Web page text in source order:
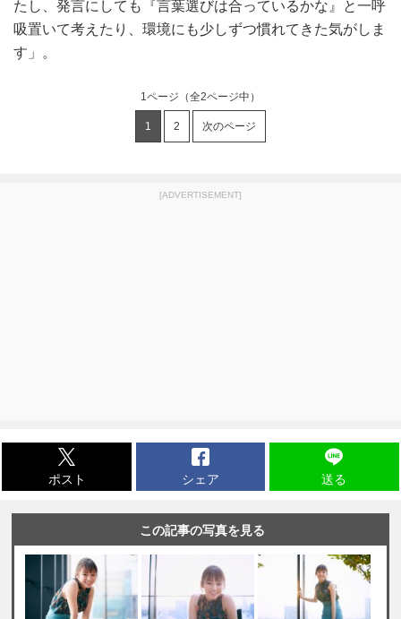
たし、発言にしても『言葉選びは合っているかな』と一呼
吸置いて考えたり、環境にも少しずつ慣れてきた気がしま
す」。
1ページ （全2ページ中）
1 2 次のページ
[ADVERTISEMENT]
ポスト シェア 送る
この記事の写真を見る